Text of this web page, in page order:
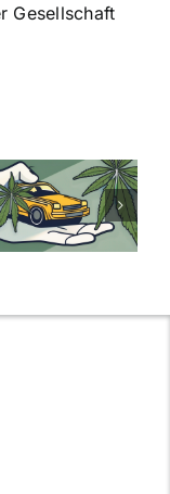
Gesellschaft
Cannabis
Samen
kaufen: Alles
was Sie